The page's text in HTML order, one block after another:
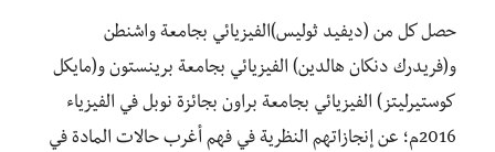
حصل كل من (ديفيد ثوليس)الفيزيائي بجامعة واشنطن
و(فريدرك دنكان هالدين) الفيزيائي بجامعة برينستون و(مايكل
كوستيرليتز) الفيزيائي بجامعة براون بجائزة نوبل في الفيزياء
2016م؛ عن إنجازاتهم النظرية في فهم أغرب حالات المادة في